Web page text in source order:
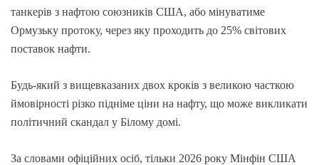
танкерів з нафтою союзників США, або мінуватиме
Ормузьку протоку, через яку проходить до 25% світових
поставок нафти.
Будь-який з вищевказаних двох кроків з великою часткою
ймовірності різко підніме ціни на нафту, що може викликати
політичний скандал у Білому домі.
За словами офіційних осіб, тільки 2026 року Мінфін США